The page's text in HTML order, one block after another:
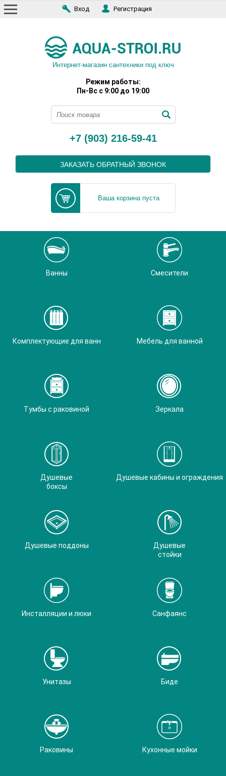
Вход Регистрация
Интернет-магазин сантехники под ключ
Режим работы:
Пн-Вс с 9:00 до 19:00
+7 (903) 216-59-41
ЗАКАЗАТЬ ОБРАТНЫЙ ЗВОНОК
Ваша корзина пуста
Ванны Смесители
Комплектующие для ванн Мебель для ванной
Тумбы с раковиной Зеркала
Душевые
боксы
Душевые кабины и ограждения
Душевые поддоны
Душевые
стойки
Инсталляции и люки Санфаянс
Унитазы Биде
Раковины Кухонные мойки